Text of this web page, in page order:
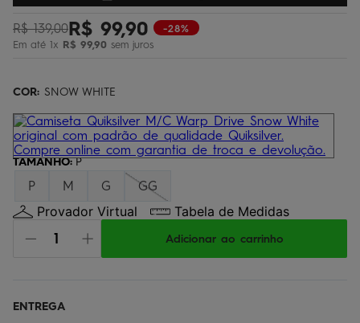
R$ 139,00R$ 99,90
Em até 1x R$ 99,90 sem juros
-28%
COR: SNOW WHITE
TAMANHO: P
P M G GG
Provador Virtual Tabela de Medidas
Adicionar ao carrinho
bermuda
6º óculos
boardshort
9º chinelo
10º calça